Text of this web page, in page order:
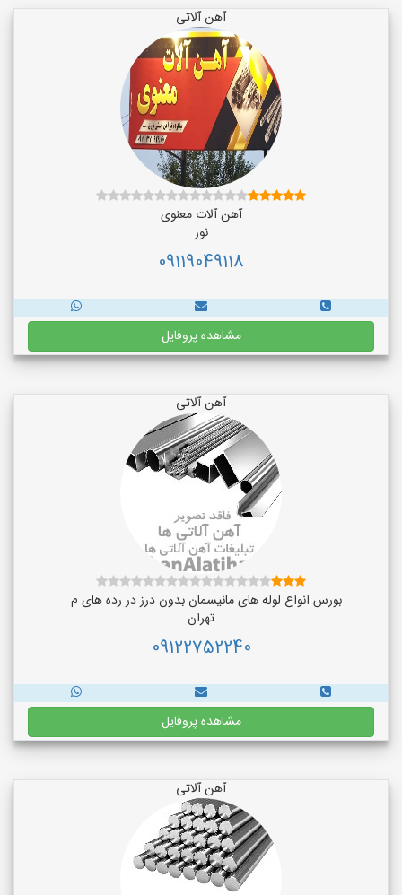
آهن آلاتی
آهن آلات معنوی
نور
09119049118
مشاهده پروفایل
آهن آلاتی
بورس انواع لوله های مانیسمان بدون درز در رده های م...
تهران
09122752240
مشاهده پروفایل
آهن آلاتی